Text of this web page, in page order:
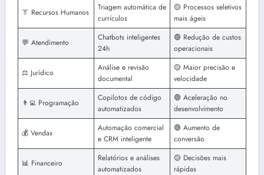
👔 Recursos Humanos
Triagem automática de
currículos
🟡 Processos seletivos
mais ágeis
💬 Atendimento
Chatbots inteligentes
24h
🟢 Redução de custos
operacionais
⚖️ Jurídico
Análise e revisão
documental
🟡 Maior precisão e
velocidade
👨‍💻 Programação
Copilotos de código
automatizados
🟢 Aceleração no
desenvolvimento
💰 Vendas
Automação comercial
e CRM inteligente
🟢 Aumento de
conversão
📊 Financeiro
Relatórios e análises
automatizados
🟡 Decisões mais
rápidas